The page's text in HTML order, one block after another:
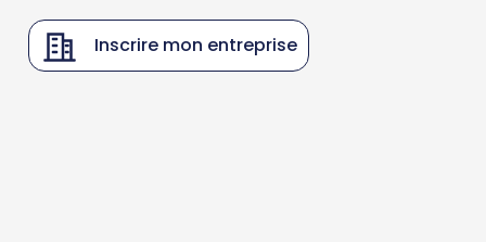
Inscrire mon entreprise